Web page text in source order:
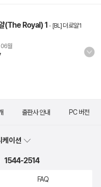
(The Royal) 1 - [BL] 더 로얄 1
월
출판사 안내 PC 버전
케이션
1544-2514
FAQ